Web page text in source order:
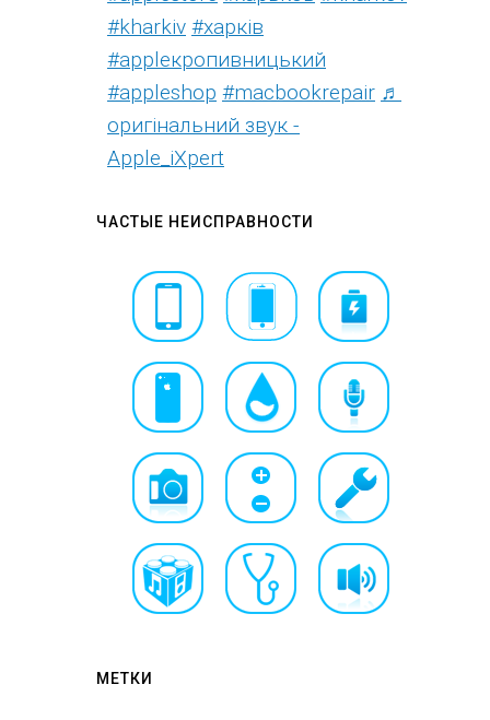
#kharkiv #харків
#appleкропивницький
#appleshop #macbookrepair ♬
оригінальний звук -
Apple_iXpert
ЧАСТЫЕ НЕИСПРАВНОСТИ
МЕТКИ